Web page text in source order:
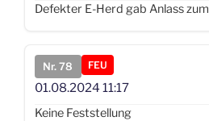
Defekter E-Herd gab Anlass
Nr. 78 FEU
01.08.2024 11:17
Keine Feststellung